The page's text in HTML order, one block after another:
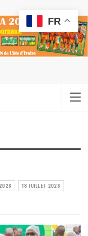
18 JUILLET 2026
FR